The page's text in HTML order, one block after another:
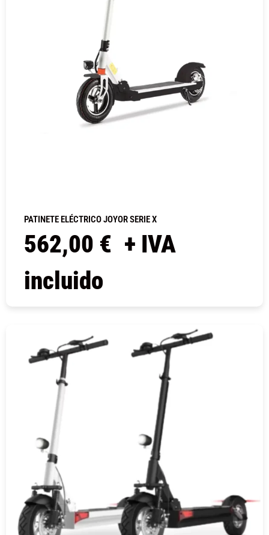
PATINETE ELÉCTRICO JOYOR SERIE X
562,00 € + IVA
incluido